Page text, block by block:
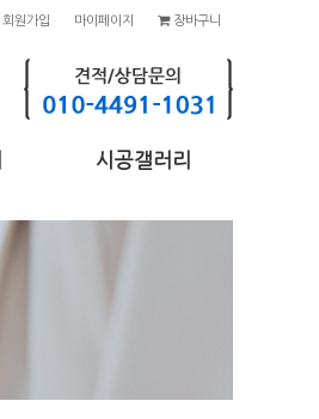
장바구니
마이페이지
회원가입
시공갤러리